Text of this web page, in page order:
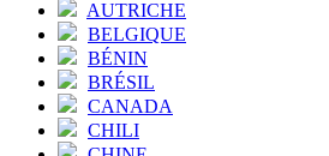
AUTRICHE
BELGIQUE
BÉNIN
BRÉSIL
CANADA
CHILI